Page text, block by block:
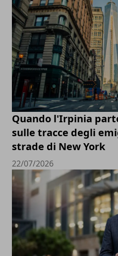
Quando l'Irpinia
sulle tracce degli
strade di New York
22/07/2026